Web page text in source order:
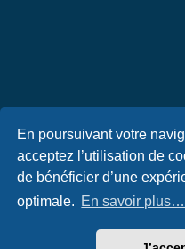
En poursuivant votre
acceptez l’utilisation de
de bénéficier d’une
optimale. En savoir plus…